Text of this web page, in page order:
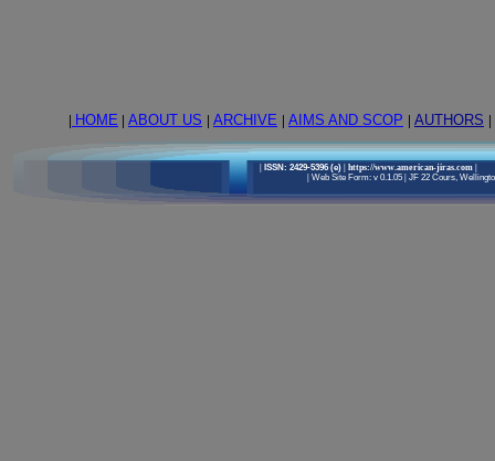
| HOME | ABOUT US | ARCHIVE | AIMS AND SCOP | AUTHORS |
| ISSN: 2429-5396 (e)| https://www.american-jiras.com |
| Web Site Form: v 0.1.05 | JF 22 Cours,